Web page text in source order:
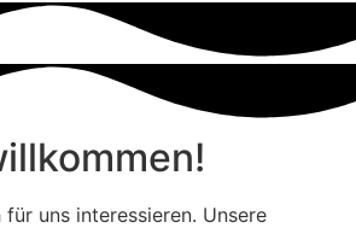
für uns interessieren. Unsere